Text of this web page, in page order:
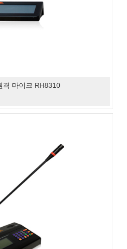
격 마이크 RH8310